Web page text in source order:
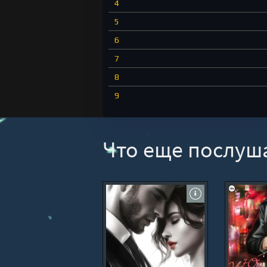
4
5
6
7
8
9
Что еще